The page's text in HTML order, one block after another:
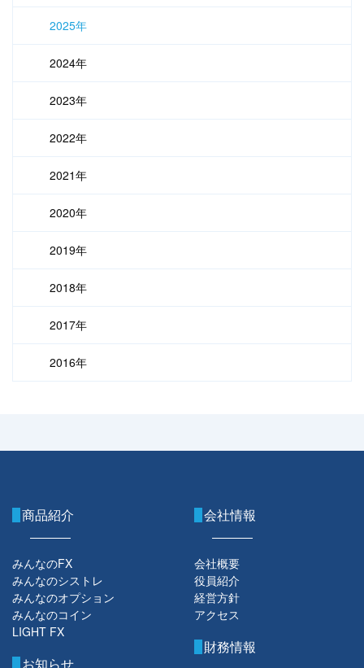
2025年
2024年
2023年
2022年
2021年
2020年
2019年
2018年
2017年
2016年
商品紹介
みんなのFX
みんなのシストレ
みんなのオプション
みんなのコイン
LIGHT FX
お知らせ
会社情報
会社概要
役員紹介
経営方針
アクセス
財務情報